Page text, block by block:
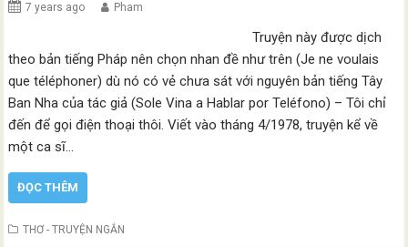
7 years ago Pham
Truyện này được dịch
theo bản tiếng Pháp nên chọn nhan đề như trên (Je ne voulais
que téléphoner) dù nó có vẻ chưa sát với nguyên bản tiếng Tây
Ban Nha của tác giả (Sole Vina a Hablar por Teléfono) – Tôi chỉ
đến để gọi điện thoại thôi. Viết vào tháng 4/1978, truyện kể về
một ca sĩ…
ĐỌC THÊM
THƠ - TRUYỆN NGẮN